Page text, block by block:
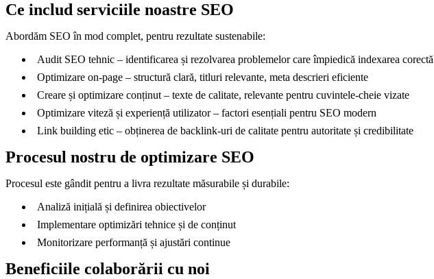
Ce includ serviciile noastre SEO
Abordăm SEO în mod complet, pentru rezultate sustenabile:
Audit SEO tehnic – identificarea și rezolvarea problemelor care împiedică indexarea corectă
Optimizare on-page – structură clară, titluri relevante, meta descrieri eficiente
Creare și optimizare conținut – texte de calitate, relevante pentru cuvintele-cheie vizate
Optimizare viteză și experiență utilizator – factori esențiali pentru SEO modern
Link building etic – obținerea de backlink-uri de calitate pentru autoritate și credibilitate
Procesul nostru de optimizare SEO
Procesul este gândit pentru a livra rezultate măsurabile și durabile:
Analiză inițială și definirea obiectivelor
Implementare optimizări tehnice și de conținut
Monitorizare performanță și ajustări continue
Beneficiile colaborării cu noi